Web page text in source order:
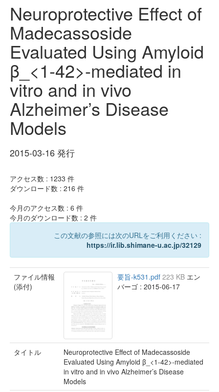
Neuroprotective Effect of
Madecassoside
Evaluated Using Amyloid
β_<1-42>-mediated in
vitro and in vivo
Alzheimer’s Disease
Models
2015-03-16 発行
アクセス数 : 1233 件
ダウンロード数 : 216 件
今月のアクセス数 : 6 件
今月のダウンロード数 : 2 件
この文献の参照には次のURLをご利用ください :
https://ir.lib.shimane-u.ac.jp/32129
ファイル情報
(添付)
要旨-k531.pdf 223 KB エン
バーゴ : 2015-06-17
タイトル
Neuroprotective Effect of Madecassoside
Evaluated Using Amyloid β_<1-42>-mediated
in vitro and in vivo Alzheimer’s Disease
Models